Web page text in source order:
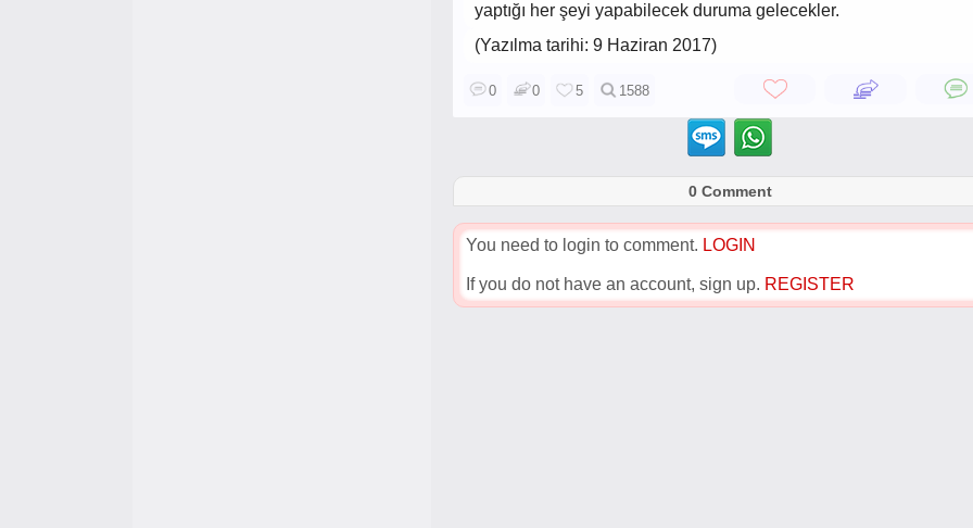
yaptığı her şeyi yapabilecek duruma gelecekler.
(Yazılma tarihi: 9 Haziran 2017)
0 0 5 1588
0 Comment
You need to login to comment. LOGIN
If you do not have an account, sign up. REGISTER